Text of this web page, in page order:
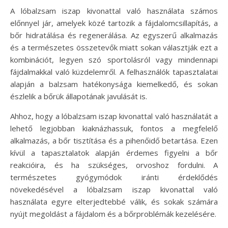
A lóbalzsam iszap kivonattal való használata számos
előnnyel jár, amelyek közé tartozik a fájdalomcsillapítás, a
bőr hidratálása és regenerálása. Az egyszerű alkalmazás
és a természetes összetevők miatt sokan választják ezt a
kombinációt, legyen szó sportolásról vagy mindennapi
fájdalmakkal való küzdelemről. A felhasználók tapasztalatai
alapján a balzsam hatékonysága kiemelkedő, és sokan
észlelik a bőrük állapotának javulását is.
Ahhoz, hogy a lóbalzsam iszap kivonattal való használatát a
lehető legjobban kiaknázhassuk, fontos a megfelelő
alkalmazás, a bőr tisztítása és a pihenőidő betartása. Ezen
kívül a tapasztalatok alapján érdemes figyelni a bőr
reakcióira, és ha szükséges, orvoshoz fordulni. A
természetes gyógymódok iránti érdeklődés
növekedésével a lóbalzsam iszap kivonattal való
használata egyre elterjedtebbé válik, és sokak számára
nyújt megoldást a fájdalom és a bőrproblémák kezelésére.